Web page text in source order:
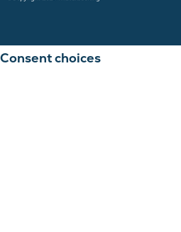
Launch login modal
Launch register modal
Consent choices